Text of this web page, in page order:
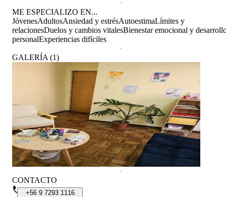
ME ESPECIALIZO EN...
JóvenesAdultosAnsiedad y estrésAutoestimaLímites y
relacionesDuelos y cambios vitalesBienestar emocional y
personalExperiencias difíciles
GALERÍA (1)
CONTACTO
+56 9 7293 1116